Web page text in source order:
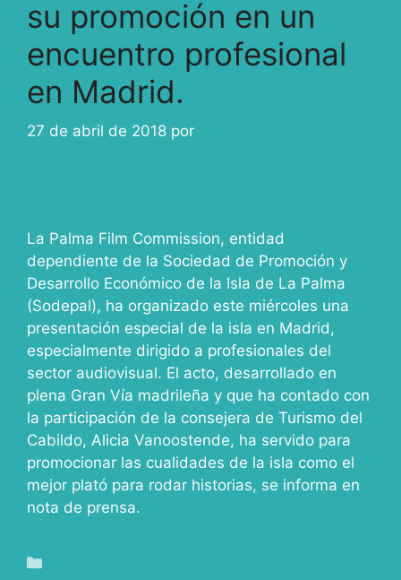
su promoción en un
encuentro profesional
en Madrid.
27 de abril de 2018 por
La Palma Film Commission, entidad
dependiente de la Sociedad de Promoción y
Desarrollo Económico de la Isla de La Palma
(Sodepal), ha organizado este miércoles una
presentación especial de la isla en Madrid,
especialmente dirigido a profesionales del
sector audiovisual. El acto, desarrollado en
plena Gran Vía madrileña y que ha contado con
la participación de la consejera de Turismo del
Cabildo, Alicia Vanoostende, ha servido para
promocionar las cualidades de la isla como el
mejor plató para rodar historias, se informa en
nota de prensa.